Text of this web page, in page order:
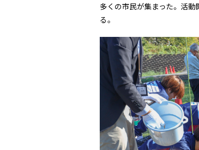
多くの市民が集まった。活
る。